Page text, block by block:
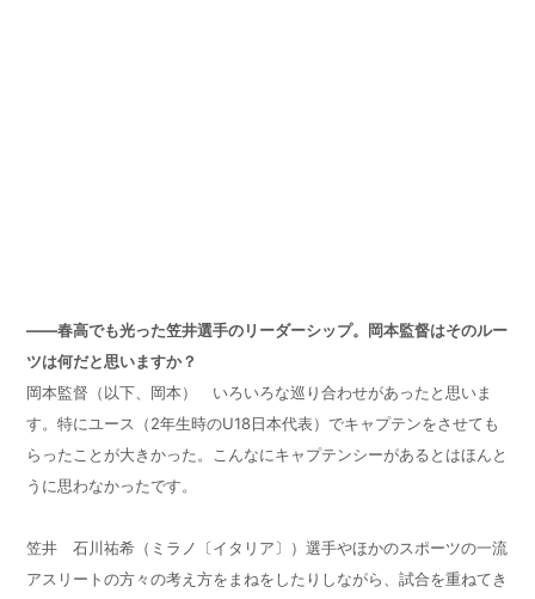
——春高でも光った笠井選手のリーダーシップ。岡本監督はそのルー
ツは何だと思いますか？
岡本監督（以下、岡本） いろいろな巡り合わせがあったと思いま
す。特にユース（2年生時のU18日本代表）でキャプテンをさせても
らったことが大きかった。こんなにキャプテンシーがあるとはほんと
うに思わなかったです。
笠井 石川祐希（ミラノ〔イタリア〕）選手やほかのスポーツの一流
アスリートの方々の考え方をまねをしたりしながら、試合を重ねてき